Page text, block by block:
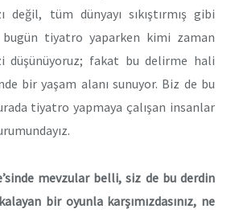
değil, tüm dünyayı sıkıştırmış gibi
tiyatro yaparken kimi zaman
düşünüyoruz; fakat bu delirme hali
bir yaşam alanı sunuyor. Biz de bu
tiyatro yapmaya çalışan insanlar
mevzular belli, siz de bu derdin
bir oyunla karşımızdasınız, ne